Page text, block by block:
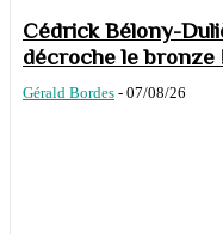
Cédrick Bélony-
décroche le bronze
Gérald Bordes - 07/08/26